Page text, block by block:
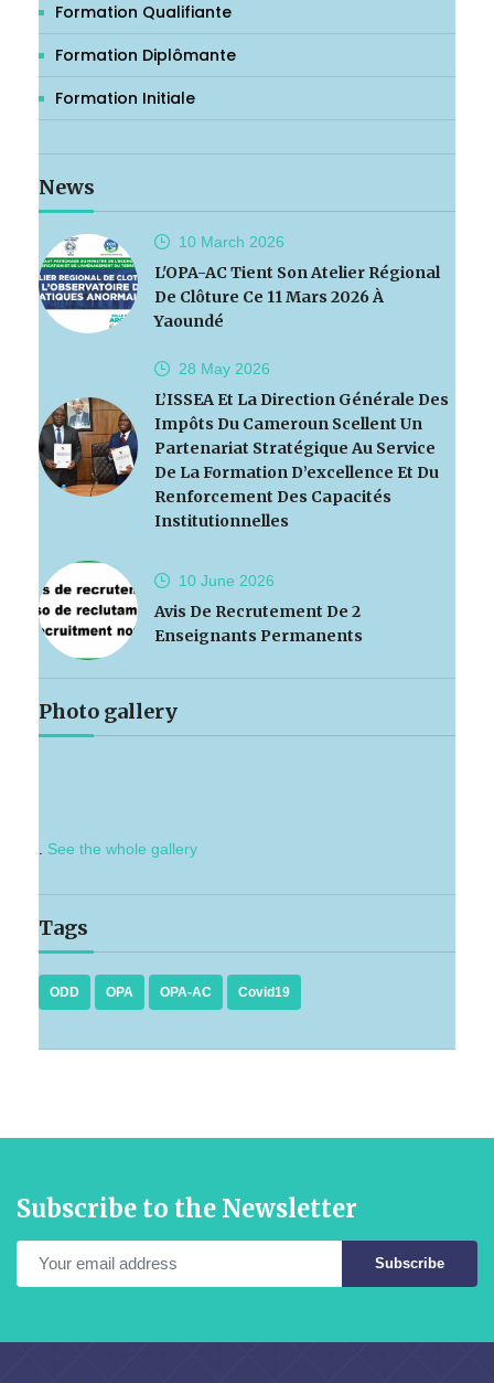
Formation Qualifiante
Formation Diplômante
Formation Initiale
News
10 March 2026
L'OPA-AC Tient Son Atelier Régional
De Clôture Ce 11 Mars 2026 À
Yaoundé
28 May 2026
L’ISSEA Et La Direction Générale Des
Impôts Du Cameroun Scellent Un
Partenariat Stratégique Au Service
De La Formation D’excellence Et Du
Renforcement Des Capacités
Institutionnelles
10 June 2026
Avis De Recrutement De 2
Enseignants Permanents
Photo gallery
See the whole gallery
Tags
ODD OPA OPA-AC Covid19
Subscribe to the Newsletter
Subscribe